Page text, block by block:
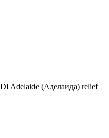
Adelaide (Аделаида) relief